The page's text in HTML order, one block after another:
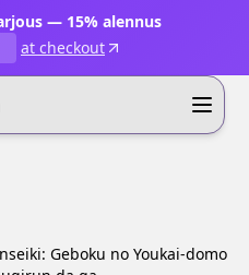
— 15% alennus
at checkout
Geboku no Youkai-domo